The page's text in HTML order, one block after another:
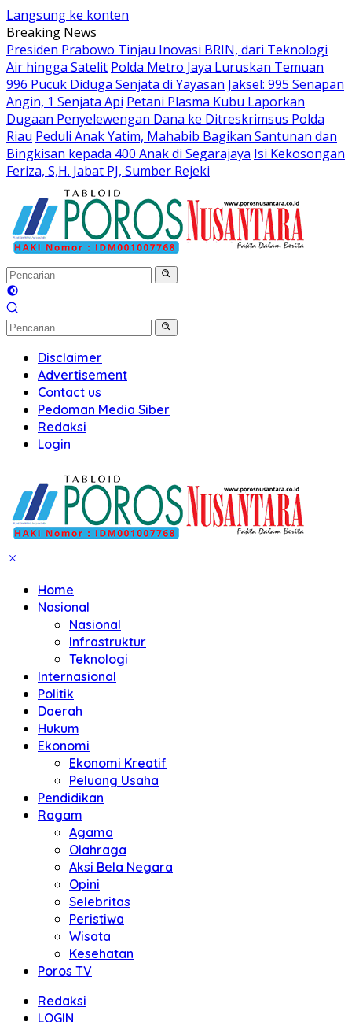
Langsung ke konten
Breaking News
Presiden Prabowo Tinjau Inovasi BRIN, dari Teknologi
Air hingga Satelit Polda Metro Jaya Luruskan Temuan
996 Pucuk Diduga Senjata di Yayasan Jaksel: 995 Senapan
Angin, 1 Senjata Api Petani Plasma Kubu Laporkan
Dugaan Penyelewengan Dana ke Ditreskrimsus Polda
Riau Peduli Anak Yatim, Mahabib Bagikan Santunan dan
Bingkisan kepada 400 Anak di Segarajaya Isi Kekosongan
Feriza, S,H. Jabat PJ, Sumber Rejeki
Disclaimer
Advertisement
Contact us
Pedoman Media Siber
Redaksi
Login
Home
Nasional
Nasional
Infrastruktur
Teknologi
Internasional
Politik
Daerah
Hukum
Ekonomi
Ekonomi Kreatif
Peluang Usaha
Pendidikan
Ragam
Agama
Olahraga
Aksi Bela Negara
Opini
Selebritas
Peristiwa
Wisata
Kesehatan
Poros TV
Redaksi
LOGIN